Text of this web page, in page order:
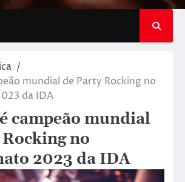
mundial de Party Rocking no
da IDA
campeão mundial
no
2023 da IDA